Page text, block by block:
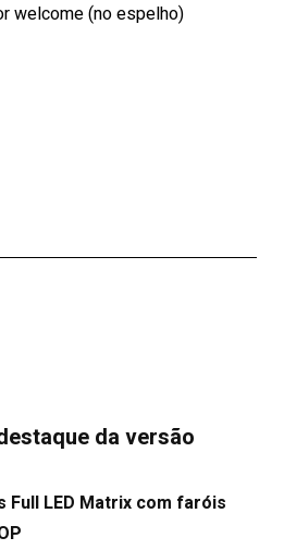
welcome (no espelho)
daversão
Full LED Matrix com faróis